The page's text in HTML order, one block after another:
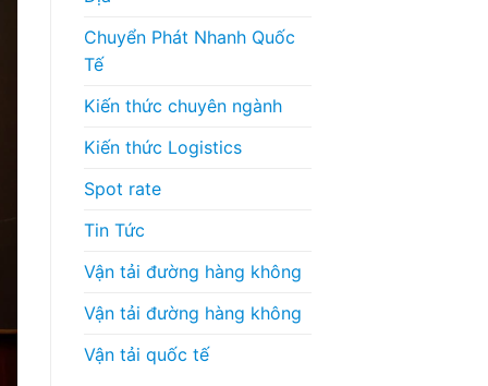
Chuyển Phát Nhanh Quốc
Tế
Kiến thức chuyên ngành
Kiến thức Logistics
Spot rate
Tin Tức
Vận tải đường hàng không
Vận tải đường hàng không
Vận tải quốc tế